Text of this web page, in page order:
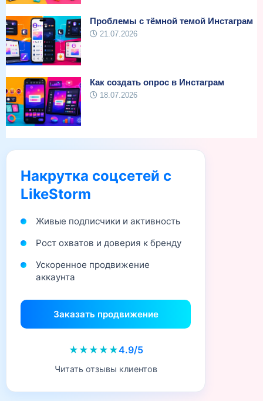
Проблемы с тёмной темой Инстаграм
21.07.2026
Как создать опрос в Инстаграм
18.07.2026
Накрутка соцсетей с
LikeStorm
Живые подписчики и активность
Рост охватов и доверия к бренду
Ускоренное продвижение
аккаунта
Заказать продвижение
★★★★★4.9/5
Читать отзывы клиентов